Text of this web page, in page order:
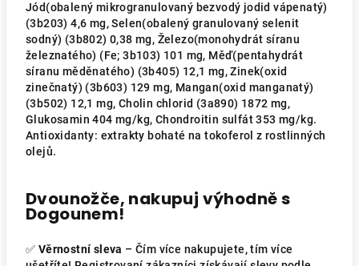
Jód(obalený mikrogranulovaný bezvodý jodid vápenatý)
(3b203) 4,6 mg, Selen(obalený granulovaný selenit
sodný) (3b802) 0,38 mg, Železo(monohydrát síranu
železnatého) (Fe; 3b103) 101 mg, Měď(pentahydrát
síranu měděnatého) (3b405) 12,1 mg, Zinek(oxid
zinečnatý) (3b603) 129 mg, Mangan(oxid manganatý)
(3b502) 12,1 mg, Cholin chlorid (3a890) 1872 mg,
Glukosamin 404 mg/kg, Chondroitin sulfát 353 mg/kg.
Antioxidanty: extrakty bohaté na tokoferol z rostlinných
olejů.
Dvounožče, nakupuj výhodně s
Dogounem!
✅ Věrnostní sleva – Čím více nakupujete, tím více